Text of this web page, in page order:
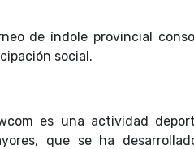
de índole provincial
social.
es una actividad
que se ha